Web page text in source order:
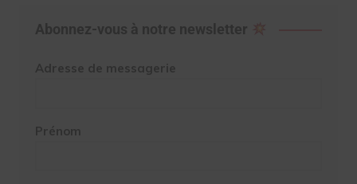
Abonnez-vous à notre newsletter
Adresse de messagerie
Prénom